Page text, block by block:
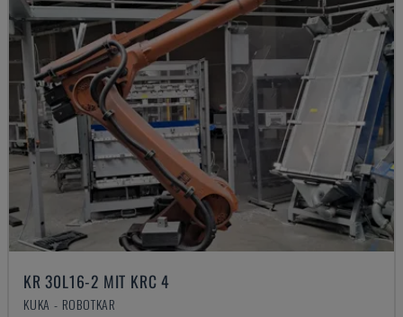
KR 30L16-2 MIT KRC 4
KUKA - ROBOTKAR